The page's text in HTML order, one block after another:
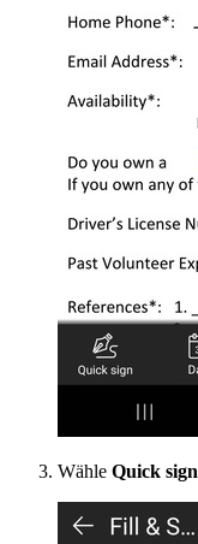
Wähle Quick sign